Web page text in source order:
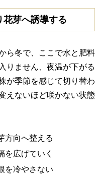
花芽へ誘導する
ら冬で、ここで水と肥料
りません、夜温が下がる
が季節を感じて切り替わ
えないほど咲かない状態
方向へ整える
を広げていく
を冷やさない